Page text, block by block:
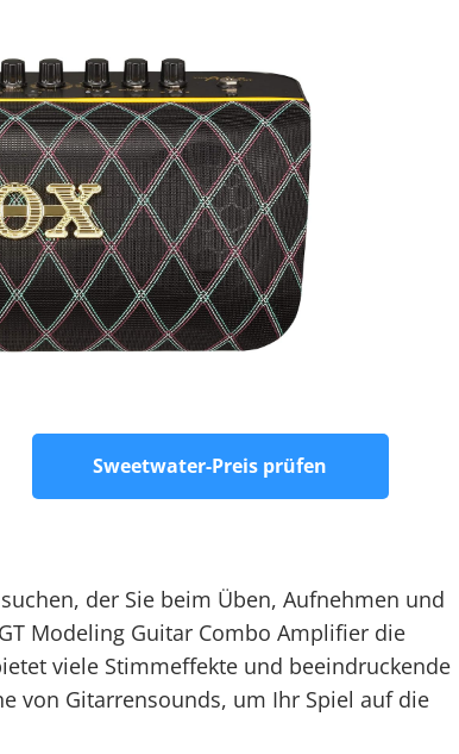
Sweetwater-Preis prüfen
der Sie beim Üben, Aufnehmen und
Modeling Guitar Combo Amplifier die
viele Stimmeffekte und beeindruckende
von Gitarrensounds, um Ihr Spiel auf die